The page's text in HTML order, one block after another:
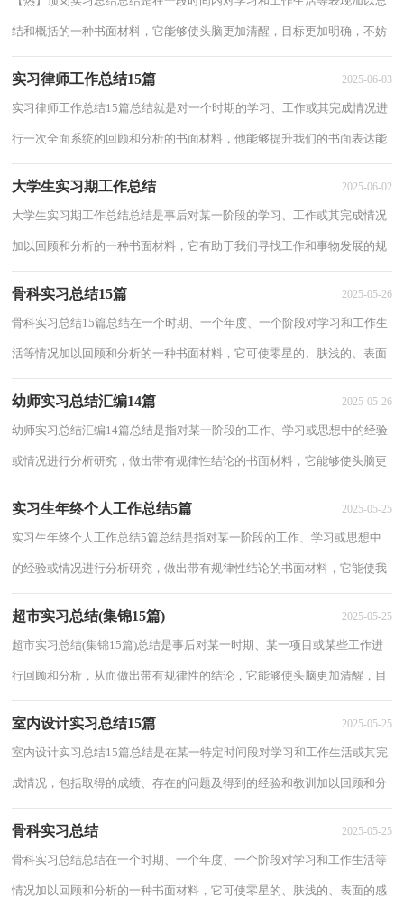
结和概括的一种书面材料，它能够使头脑更加清醒，目标更加明确，不妨
坐下来好好写写总结吧。但是却发现不知道...
实习律师工作总结15篇 2025-06-03
实习律师工作总结15篇总结就是对一个时期的学习、工作或其完成情况进
行一次全面系统的回顾和分析的书面材料，他能够提升我们的书面表达能
力，因此好好准备一份总结吧。你所见过...
大学生实习期工作总结 2025-06-02
大学生实习期工作总结总结是事后对某一阶段的学习、工作或其完成情况
加以回顾和分析的一种书面材料，它有助于我们寻找工作和事物发展的规
律，从而掌握并运用这些规律，不如静下心...
骨科实习总结15篇 2025-05-26
骨科实习总结15篇总结在一个时期、一个年度、一个阶段对学习和工作生
活等情况加以回顾和分析的一种书面材料，它可使零星的、肤浅的、表面
的感性认知上升到全面的、系统的、本...
幼师实习总结汇编14篇 2025-05-26
幼师实习总结汇编14篇总结是指对某一阶段的工作、学习或思想中的经验
或情况进行分析研究，做出带有规律性结论的书面材料，它能够使头脑更
加清醒，目标更加明确，因此十分有必须要写...
实习生年终个人工作总结5篇 2025-05-25
实习生年终个人工作总结5篇总结是指对某一阶段的工作、学习或思想中
的经验或情况进行分析研究，做出带有规律性结论的书面材料，它能使我
们及时找出错误并改正，为此我们要做好回...
超市实习总结(集锦15篇) 2025-05-25
超市实习总结(集锦15篇)总结是事后对某一时期、某一项目或某些工作进
行回顾和分析，从而做出带有规律性的结论，它能够使头脑更加清醒，目
标更加明确，不如静下心来好好写写总结吧。...
室内设计实习总结15篇 2025-05-25
室内设计实习总结15篇总结是在某一特定时间段对学习和工作生活或其完
成情况，包括取得的成绩、存在的问题及得到的经验和教训加以回顾和分
析的书面材料，它可以给我们下一阶段的...
骨科实习总结 2025-05-25
骨科实习总结总结在一个时期、一个年度、一个阶段对学习和工作生活等
情况加以回顾和分析的一种书面材料，它可使零星的、肤浅的、表面的感